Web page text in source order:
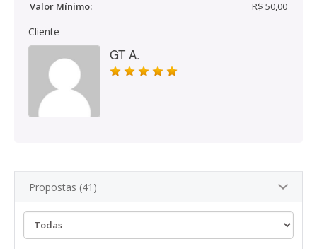
Valor Mínimo:
R$ 50,00
Cliente
GT A.
Propostas (41)